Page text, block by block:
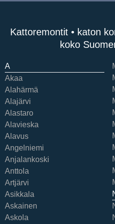
Kattoremontit • katon
koko
A
Akaa
Alahärmä
Alajärvi
Alastaro
Alavieska
Alavus
Angelniemi
Anjalankoski
Anttola
Artjärvi
Asikkala
Askainen
Askola